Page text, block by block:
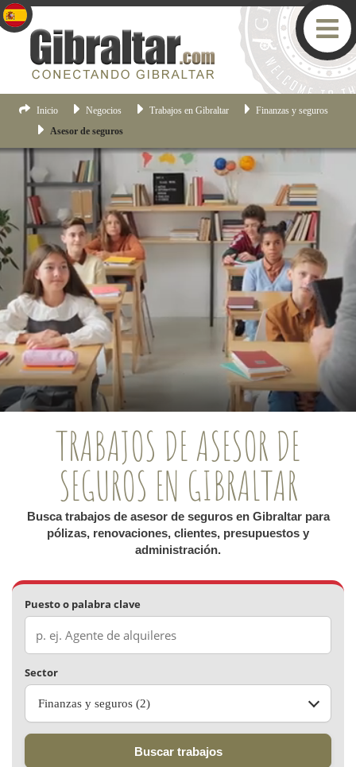
Inicio Negocios Trabajos en Gibraltar
Finanzas y seguros
Asesor de seguros
TRABAJOS DE ASESOR DE
SEGUROS EN GIBRALTAR
Busca trabajos de asesor de seguros en Gibraltar para
pólizas, renovaciones, clientes, presupuestos y
administración.
Puesto o palabra clave
Sector
Finanzas y seguros (2)
Buscar trabajos